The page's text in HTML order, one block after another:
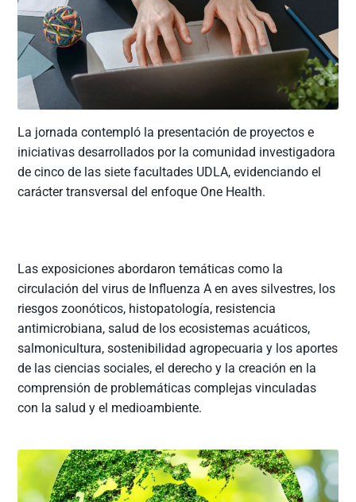
La jornada contempló la presentación de proyectos e
iniciativas desarrollados por la comunidad investigadora
de cinco de las siete facultades UDLA, evidenciando el
carácter transversal del enfoque One Health.
Las exposiciones abordaron temáticas como la
circulación del virus de Influenza A en aves silvestres, los
riesgos zoonóticos, histopatología, resistencia
antimicrobiana, salud de los ecosistemas acuáticos,
salmonicultura, sostenibilidad agropecuaria y los aportes
de las ciencias sociales, el derecho y la creación en la
comprensión de problemáticas complejas vinculadas
con la salud y el medioambiente.